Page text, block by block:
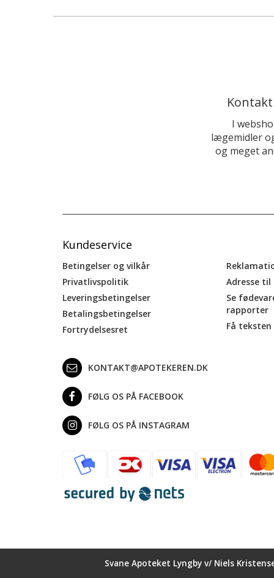
I
lægemidler
og meget
Kundeservice
Betingelser og vilkår
Privatlivspolitik
Leveringsbetingelser
Betalingsbetingelser
Fortrydelsesret
Adresse
Se
rapporter
Få
KONTAKT@APOTEKEREN.DK
FØLG OS PÅ FACEBOOK
FØLG OS PÅ INSTAGRAM
Svane Apoteket Lyngby v/ Niels